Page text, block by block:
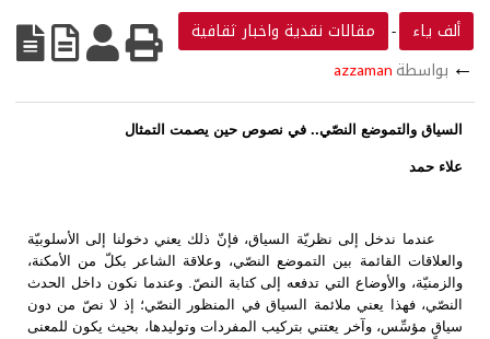
ألف ياء - مقالات نقدية واخبار ثقافية
بواسطة azzaman
السياق والتموضع النصّي..في نصوص حين يصمت التمثال
علاء حمد
عندما ندخل إلى نظريّة السياق، فإنّ ذلك يعني دخولنا إلى الأسلوبيّة
والعلاقات القائمة بين التموضع النصّي، وعلاقة الشاعر بكلّ من الأمكنة،
والزمنيّة، والأوضاع التي تدفعه إلى كتابة النصّ. وعندما نكون داخل الحدث
النصّي، فهذا يعني ملائمة السياق في المنظور النصّي؛ إذ لا نصّ من دون
سياقٍ مؤسِّس، وآخر يعتني بتركيب المفردات وتوليدها، بحيث يكون للمعنى